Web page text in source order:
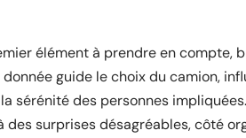
élément à prendre en compte,
guide le choix du camion,
sérénité des personnes
à des surprises désagréables, côté